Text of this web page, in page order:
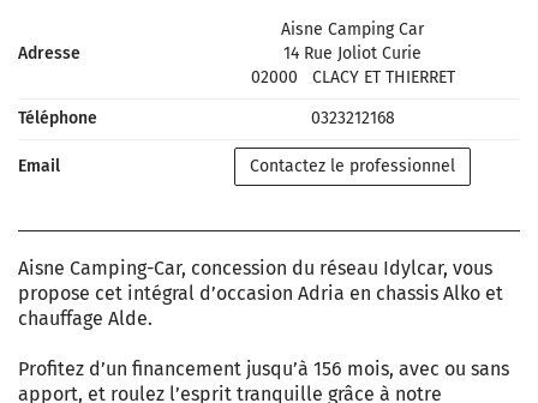
Adresse
Aisne Camping Car
14 Rue Joliot Curie
02000
CLACY ET THIERRET
Téléphone
0323212168
Email Contactez le professionnel
Aisne Camping-Car, concession du réseau Idylcar, vous
propose cet intégral d’occasion Adria en chassis Alko et
chauffage Alde.
Profitez d’un financement jusqu’à 156 mois, avec ou sans
apport, et roulez l’esprit tranquille grâce à notre